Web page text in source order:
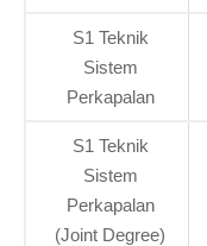
S1 Teknik
Sistem
Perkapalan
S1 Teknik
Sistem
Perkapalan
(Joint Degree)